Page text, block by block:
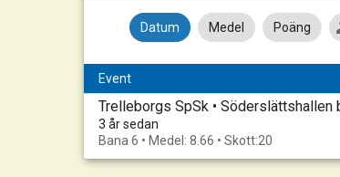
Datum Medel Poäng
Event
Trelleborgs SpSk • Söderslättshallen
3 år sedan
Bana 6 • Medel: 8.66 • Skott:20